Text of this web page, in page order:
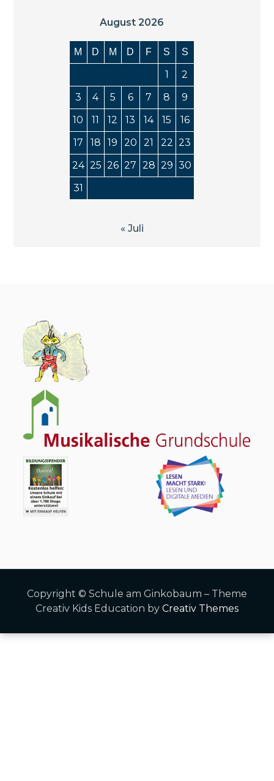
August 2026
M D M D F S S
1
2
3
4 5 6 7 8
9
10
11 12 13 14 15
16
17
18 19 20 21 22 23
24 25 26 27 28 29 30
31
« Juli
Copyright © Schule am Ginkobaum – Theme
Creativ Kids Education by Creativ Themes